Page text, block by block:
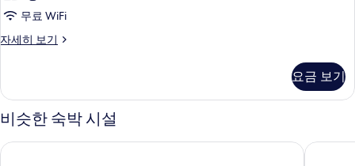
모
두
(Vintage
자
기
사
모
보
기
무료 WiFi
자세히 보기
객
히
보
기
요금 보기
비슷한 숙박 시설
미스터 긴조 인 도미구스쿠